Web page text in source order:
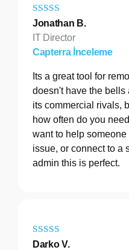
Jonathan B.
IT Director
Capterra İnceleme
Its a great tool for
doesn't have the bells
its commercial rivals,
how often do you
want to help someone
issue, or connect to a
admin this is perfect.
Darko V.